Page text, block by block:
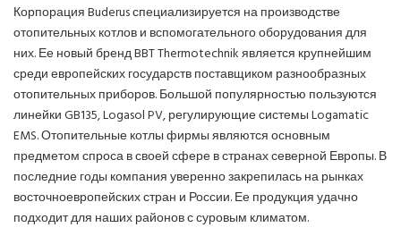
Корпорация Buderus специализируется на производстве
отопительных котлов и вспомогательного оборудования для
них. Ее новый бренд BBT Thermotechnik является крупнейшим
среди европейских государств поставщиком разнообразных
отопительных приборов. Большой популярностью пользуются
линейки GB135, Logasol PV, регулирующие системы Logamatic
EMS. Отопительные котлы фирмы являются основным
предметом спроса в своей сфере в странах северной Европы. В
последние годы компания уверенно закрепилась на рынках
восточноевропейских стран и России. Ее продукция удачно
подходит для наших районов с суровым климатом.